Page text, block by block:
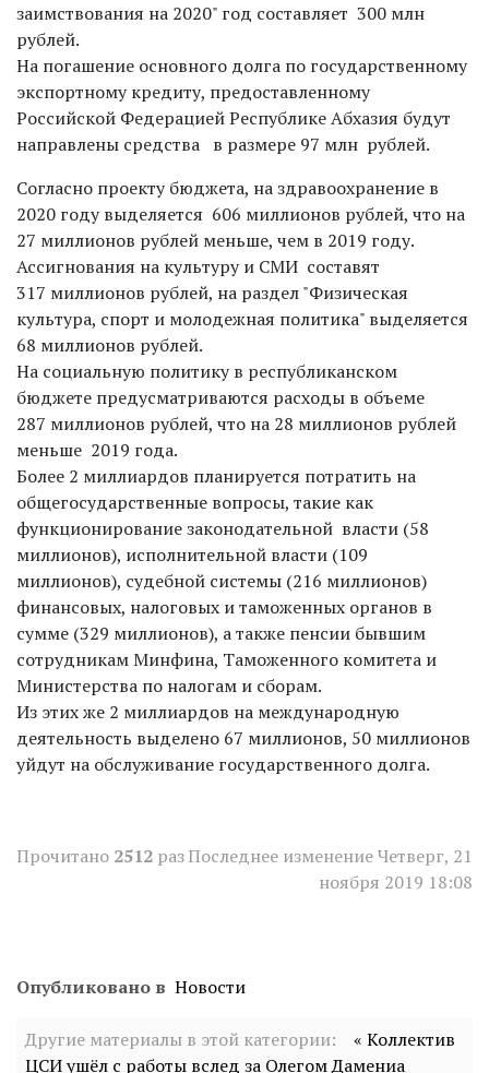
заимствования на 2020" год составляет 300 млн
рублей.
На погашение основного долга по государственному
экспортному кредиту, предоставленному
Российской Федерацией Республике Абхазия будут
направлены средства в размере 97 млн рублей.
Согласно проекту бюджета, на здравоохранение в
2020 году выделяется 606 миллионов рублей, что на
27 миллионов рублей меньше, чем в 2019 году.
Ассигнования на культуру и СМИ составят
317 миллионов рублей, на раздел "Физическая
культура, спорт и молодежная политика" выделяется
68 миллионов рублей.
На социальную политику в республиканском
бюджете предусматриваются расходы в объеме
287 миллионов рублей, что на 28 миллионов рублей
меньше 2019 года.
Более 2 миллиардов планируется потратить на
общегосударственные вопросы, такие как
функционирование законодательной власти (58
миллионов), исполнительной власти (109
миллионов), судебной системы (216 миллионов)
финансовых, налоговых и таможенных органов в
сумме (329 миллионов), а также пенсии бывшим
сотрудникам Минфина, Таможенного комитета и
Министерства по налогам и сборам.
Из этих же 2 миллиардов на международную
деятельность выделено 67 миллионов, 50 миллионов
уйдут на обслуживание государственного долга.
Прочитано 2512 разПоследнее изменение Четверг, 21
ноября 2019 18:08
Опубликовано в Новости
Другие материалы в этой категории:
« Коллектив
ЦСИ ушёл с работы вслед за Олегом Дамениа